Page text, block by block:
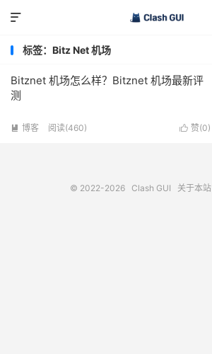

标签：Bitz Net 机场
Bitznet 机场怎么样？Bitznet 机场最新评
测
 赞(0)
 博客 阅读(460)
© 2022-2026 Clash GUI 关于本站